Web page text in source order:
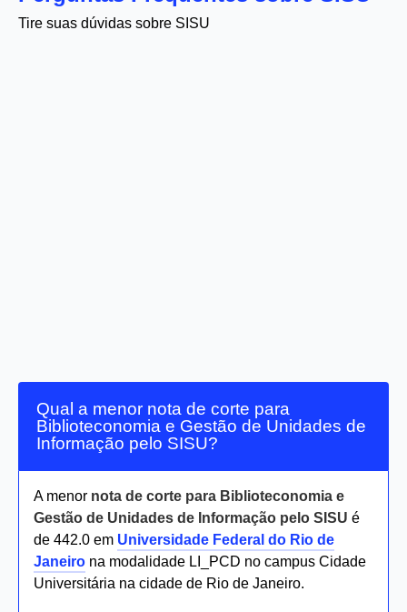
Tire suas dúvidas sobre SISU
Qual a menor nota de corte para
Biblioteconomia e Gestão de Unidades de
Informação pelo SISU?
A menor nota de corte para Biblioteconomia e
Gestão de Unidades de Informação pelo SISU é
de 442.0 em Universidade Federal do Rio de
Janeiro na modalidade LI_PCD no campus Cidade
Universitária na cidade de Rio de Janeiro.